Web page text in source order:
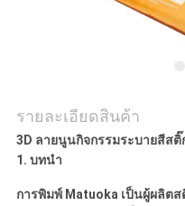
รายละเอียดสินค้า
3D ลายนูนกิจกรรมระบายสีสติ๊
1. บทนำ
การพิมพ์ Matuoka เป็นผู้ผลิตส